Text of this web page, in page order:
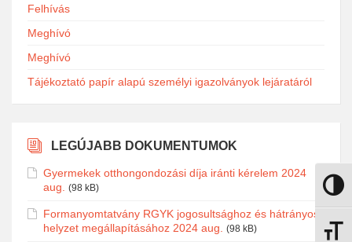
Nagy
Felhívás
Meghívó
Meghívó
Tájékoztató papír alapú személyi igazolványok lejáratáról
LEGÚJABB DOKUMENTUMOK
Gyermekek otthongondozási díja iránti kérelem 2024
aug. (98 kB)
Formanyomtatvány RGYK jogosultsághoz és hátrányos
helyzet megállapításához 2024 aug. (98 kB)